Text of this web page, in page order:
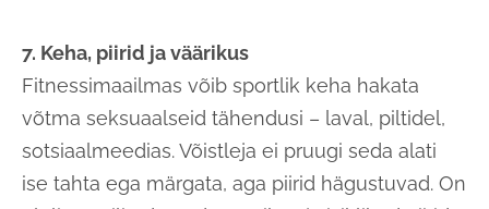
7. Keha, piirid ja väärikus
Fitnessimaailmas võib sportlik keha hakata
võtma seksuaalseid tähendusi – laval, piltidel,
sotsiaalmeedias. Võistleja ei pruugi seda alati
ise tahta ega märgata, aga piirid hägustuvad. On